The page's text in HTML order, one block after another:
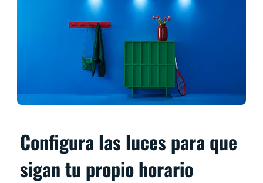
Configura las luces para que
sigan tu propio horario